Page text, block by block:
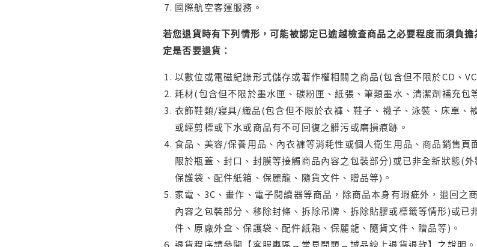
國際航空客運服務。
若您退貨時有下列情形，可能被認定已逾越檢查商品之必要程度而須負
定是否要退貨：
以數位或電磁紀錄形式儲存或著作權相關之商品(包含但不限於CD、
耗材(包含但不限於墨水匣、碳粉匣、紙張、筆類墨水、清潔劑補充包
衣飾鞋類/寢具/織品(包含但不限於衣褲、鞋子、襪子、泳裝、床單
或經剪標或下水或商品有不可回復之髒污或磨損痕跡。
食品、美容/保養用品、內衣褲等消耗性或個人衛生用品、商品銷售
限於瓶蓋、封口、封膜等接觸商品內容之包裝部分)或已非全新狀態(
保護袋、配件紙箱、保麗龍、隨貨文件、贈品等)。
家電、3C、畫作、電子閱讀器等商品，除商品本身有瑕疵外，退回
內容之包裝部分、移除封條、拆除吊牌、拆除貼膠或標籤等情形)或
件、原廠外盒、保護袋、配件紙箱、保麗龍、隨貨文件、贈品等)。
退貨程序請參閱【客服專區→常見問題→誠品線上退貨退款】之說明。